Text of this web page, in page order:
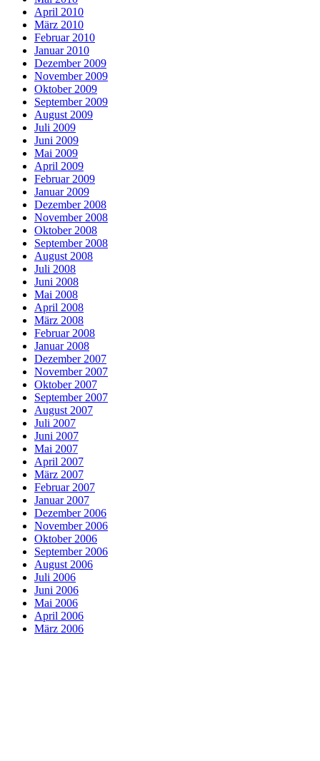
April 2010
März 2010
Februar 2010
Januar 2010
Dezember 2009
November 2009
Oktober 2009
September 2009
August 2009
Juli 2009
Juni 2009
Mai 2009
April 2009
Februar 2009
Januar 2009
Dezember 2008
November 2008
Oktober 2008
September 2008
August 2008
Juli 2008
Juni 2008
Mai 2008
April 2008
März 2008
Februar 2008
Januar 2008
Dezember 2007
November 2007
Oktober 2007
September 2007
August 2007
Juli 2007
Juni 2007
Mai 2007
April 2007
März 2007
Februar 2007
Januar 2007
Dezember 2006
November 2006
Oktober 2006
September 2006
August 2006
Juli 2006
Juni 2006
Mai 2006
April 2006
März 2006